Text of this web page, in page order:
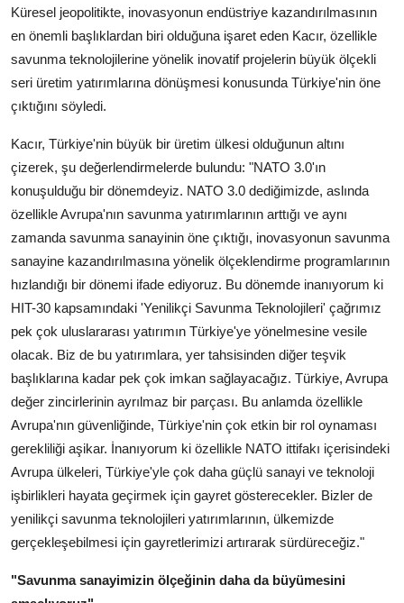
Küresel jeopolitikte, inovasyonun endüstriye kazandırılmasının
en önemli başlıklardan biri olduğuna işaret eden Kacır, özellikle
savunma teknolojilerine yönelik inovatif projelerin büyük ölçekli
seri üretim yatırımlarına dönüşmesi konusunda Türkiye'nin öne
çıktığını söyledi.
Kacır, Türkiye'nin büyük bir üretim ülkesi olduğunun altını
çizerek, şu değerlendirmelerde bulundu: "NATO 3.0'ın
konuşulduğu bir dönemdeyiz. NATO 3.0 dediğimizde, aslında
özellikle Avrupa'nın savunma yatırımlarının arttığı ve aynı
zamanda savunma sanayinin öne çıktığı, inovasyonun savunma
sanayine kazandırılmasına yönelik ölçeklendirme programlarının
hızlandığı bir dönemi ifade ediyoruz. Bu dönemde inanıyorum ki
HIT-30 kapsamındaki 'Yenilikçi Savunma Teknolojileri' çağrımız
pek çok uluslararası yatırımın Türkiye'ye yönelmesine vesile
olacak. Biz de bu yatırımlara, yer tahsisinden diğer teşvik
başlıklarına kadar pek çok imkan sağlayacağız. Türkiye, Avrupa
değer zincirlerinin ayrılmaz bir parçası. Bu anlamda özellikle
Avrupa'nın güvenliğinde, Türkiye'nin çok etkin bir rol oynaması
gerekliliği aşikar. İnanıyorum ki özellikle NATO ittifakı içerisindeki
Avrupa ülkeleri, Türkiye'yle çok daha güçlü sanayi ve teknoloji
işbirlikleri hayata geçirmek için gayret gösterecekler. Bizler de
yenilikçi savunma teknolojileri yatırımlarının, ülkemizde
gerçekleşebilmesi için gayretlerimizi artırarak sürdüreceğiz."
"Savunma sanayimizin ölçeğinin daha da büyümesini